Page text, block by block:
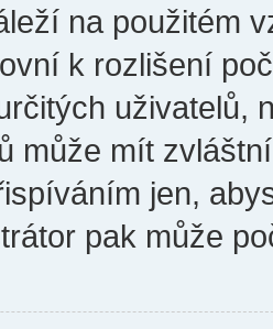
na použitém
k rozlišení
uživatelů,
může mít
jen,
pak může